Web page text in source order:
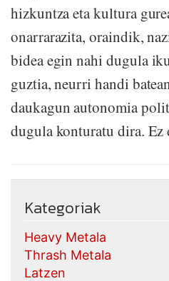
hizkuntza eta kultura
onarrarazita, oraindik,
bidea egin nahi dugula
guztia, neurri handi
daukagun autonomia
dugula konturatu dira. Ez
Kategoriak
Heavy Metala
Thrash Metala
Latzen